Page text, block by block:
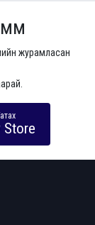
журамласан
Store